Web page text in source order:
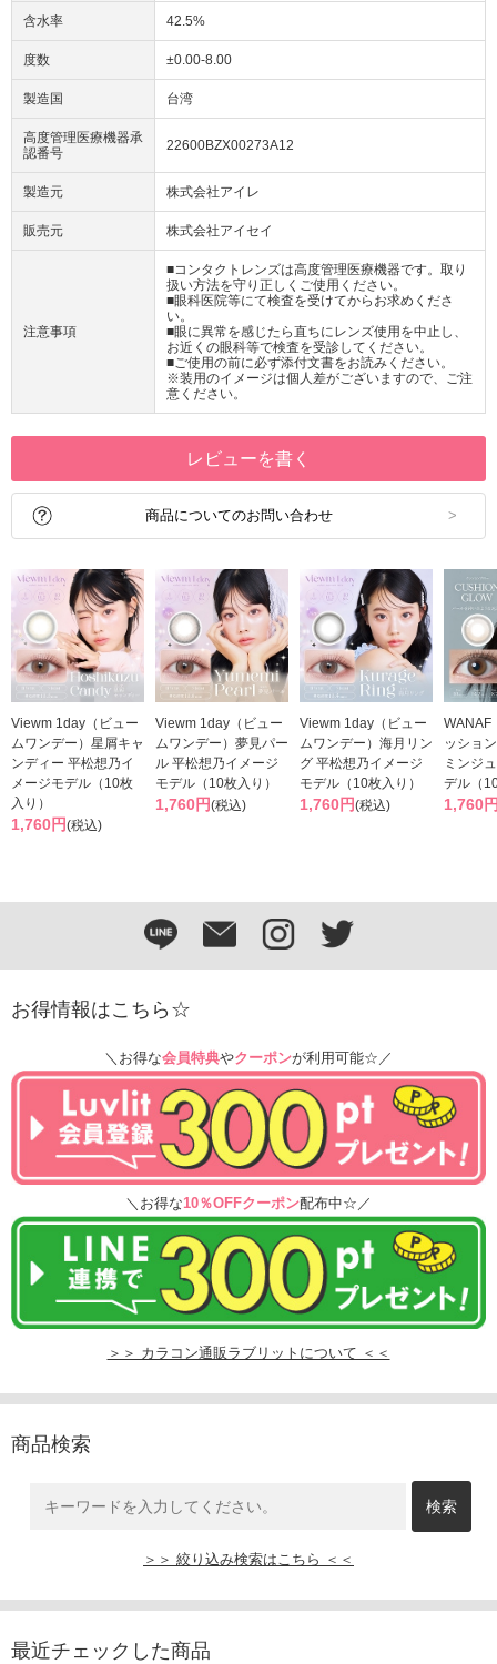
含水率 42.5%
度数 ±0.00-8.00
製造国 台湾
高度管理医療機器承
認番号
22600BZX00273A12
製造元 株式会社アイレ
販売元 株式会社アイセイ
注意事項
■コンタクトレンズは高度管理医療機器です。取り
扱い方法を守り正しくご使用ください。
■眼科医院等にて検査を受けてからお求めくださ
い。
■眼に異常を感じたら直ちにレンズ使用を中止し、
お近くの眼科等で検査を受診してください。
■ご使用の前に必ず添付文書をお読みください。
※装用のイメージは個人差がございますので、ご注
意ください。
レビューを書く
商品についてのお問い合わせ
Viewm 1day（ビュー
ムワンデー）星屑キャ
ンディー 平松想乃イ
メージモデル（10枚
入り）
1,760円(税込)
Viewm 1day（ビュー
ムワンデー）夢見パー
ル 平松想乃イメージ
モデル（10枚入り）
1,760円(税込)
Viewm 1day（ビュー
ムワンデー）海月リン
グ 平松想乃イメージ
モデル（10枚入り）
1,760円(税込)
WANAF
ッショ
ミンジ
デル（
1,760
お得情報はこちら☆
＼お得な会員特典やクーポンが利用可能☆／
＼お得な10％OFFクーポン配布中☆／
＞＞ カラコン通販ラブリットについて ＜＜
商品検索
＞＞ 絞り込み検索はこちら ＜＜
最近チェックした商品